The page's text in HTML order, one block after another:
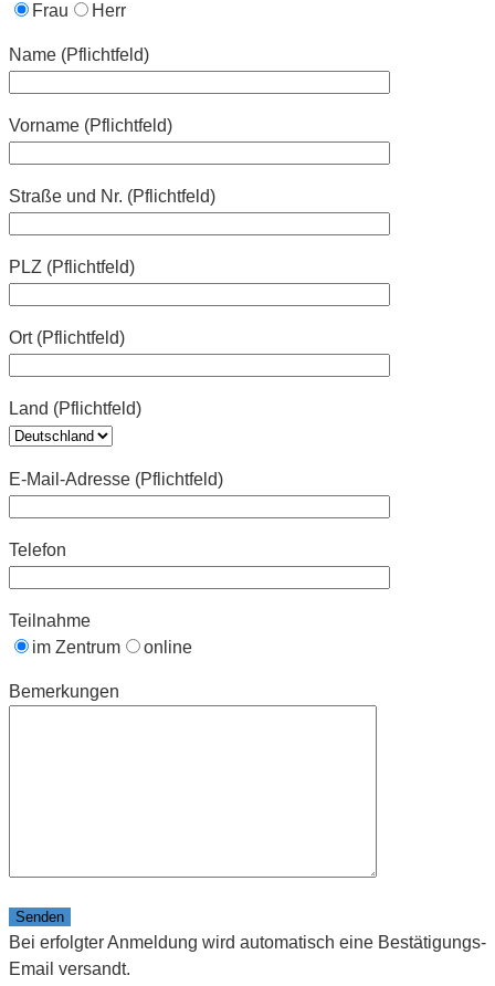
Frau
Herr
Name (Pflichtfeld)
Vorname (Pflichtfeld)
Straße und Nr. (Pflichtfeld)
PLZ (Pflichtfeld)
Ort (Pflichtfeld)
Land (Pflichtfeld)
E-Mail-Adresse (Pflichtfeld)
Telefon
Teilnahme
im Zentrum
online
Bemerkungen
Bitte lasse dieses Feld leer.
Bei erfolgter Anmeldung wird automatisch eine Bestätigungs-
Email versandt.